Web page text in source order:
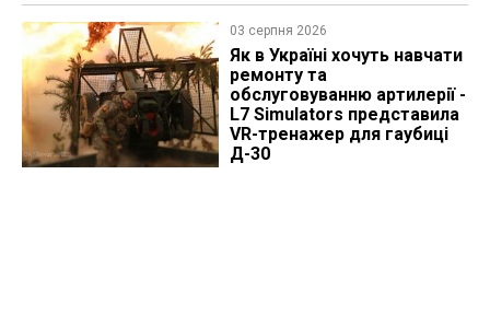
03 серпня 2026
Як в Україні хочуть навчати
ремонту та
обслуговуванню артилерії -
L7 Simulators представила
VR-тренажер для гаубиці
Д-30